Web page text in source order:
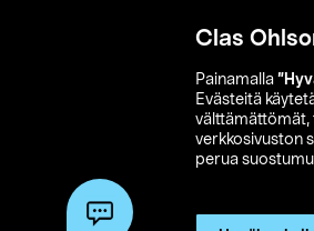
Clas
Painamalla
Evästeitä
välttämättömät,
verkkosivuston
perua
Saavutettavuus